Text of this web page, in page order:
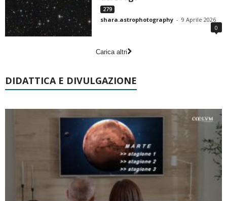
279
shara.astrophotography - 9 Aprile 2026
0
Carica altri
DIDATTICA E DIVULGAZIONE